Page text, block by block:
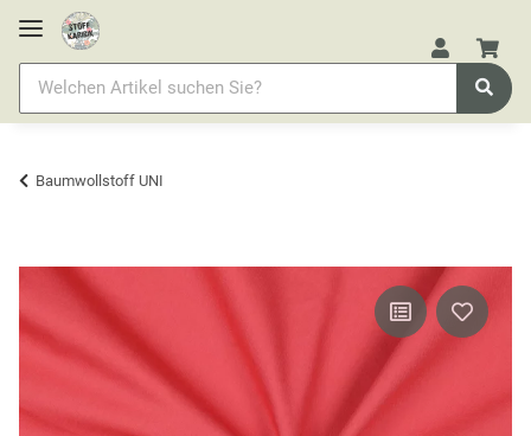
Baumwollstoff UNI